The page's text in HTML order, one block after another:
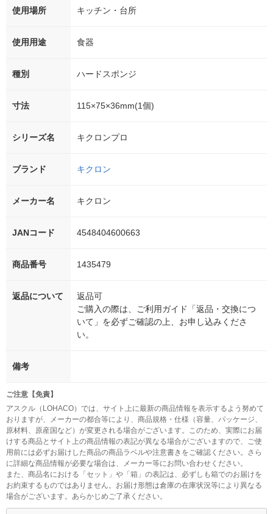
使用場所 キッチン・台所
使用用途 食器
種別 ハードスポンジ
寸法 115×75×36mm(1個)
シリーズ名 キクロンプロ
ブランド キクロン
メーカー名 キクロン
JANコード 4548404600663
商品番号 1435479
返品について
返品可
ご購入の際は、ご利用ガイド「返品・交換につ
いて」を必ずご確認の上、お申し込みくださ
い。
備考
ご注意【免責】
アスクル（LOHACO）では、サイト上に最新の商品情報を表示するよう努めて
おりますが、メーカーの都合等により、商品規格・仕様（容量、パッケージ、
原材料、原産国など）が変更される場合がございます。このため、実際にお届
けする商品とサイト上の商品情報の表記が異なる場合がございますので、ご使
用前には必ずお届けした商品の商品ラベルや注意書きをご確認ください。さら
に詳細な商品情報が必要な場合は、メーカー等にお問い合わせください。
また、商品名における「セット」や「箱」の表記は、必ずしも箱でのお届けを
お約束するものではありません。お届け形態は倉庫の在庫状況等により異なる
場合がございます。あらかじめご了承ください。